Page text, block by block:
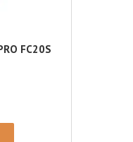
FC20S